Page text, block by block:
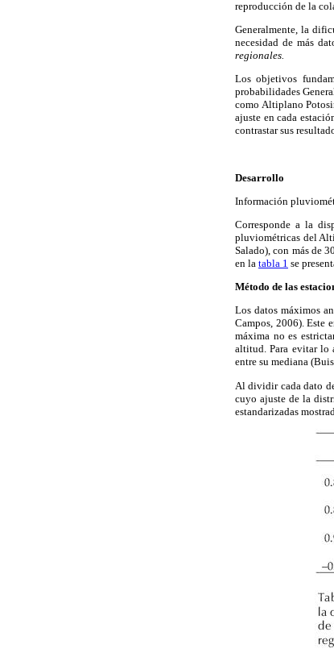
reproducción de la
Generalmente, la
necesidad de más
regionales.
Los objetivos
probabilidades
como Altiplano
ajuste en cada
contrastar sus
Desarrollo
Información
Corresponde a la
pluviométricas del
Salado), con más de
en la tabla 1 se
Método de las
Los datos máximos
Campos, 2006). Este
máxima no es
altitud. Para evitar lo
entre su mediana
Al dividir cada dato
cuyo ajuste de la
estandarizadas